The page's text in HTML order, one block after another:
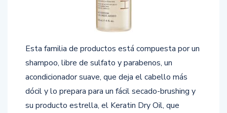
Esta familia de productos está compuesta por un
shampoo, libre de sulfato y parabenos, un
acondicionador suave, que deja el cabello más
dócil y lo prepara para un fácil secado-brushing y
su producto estrella, el Keratin Dry Oil, que